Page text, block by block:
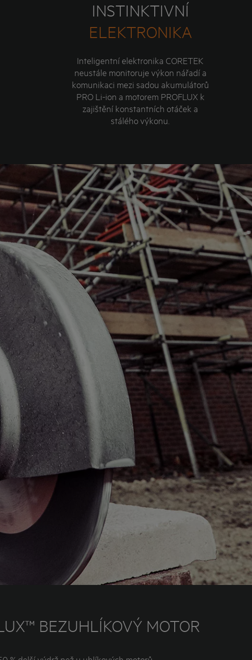
INSTINKTIVNÍ
ELEKTRONIKA
Inteligentní elektronika CORETEK
neustále monitoruje výkon nářadí a
komunikaci mezi sadou akumulátorů
PRO Li-ion a motorem PROFLUX k
zajištění konstantních otáček a
stálého výkonu.
BEZUHLÍKOVÝ MOTOR